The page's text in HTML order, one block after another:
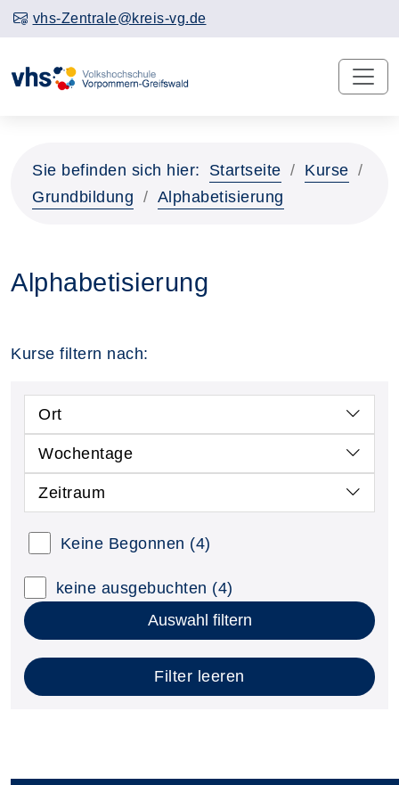
vhs-Zentrale@kreis-vg.de
Sie befinden sich hier: Startseite
Kurse
Grundbildung
Alphabetisierung
Alphabetisierung
Kurse filtern nach:
Ort
Wochentage
Zeitraum
Keine Begonnen (4)
keine ausgebuchten (4)
Auswahl filtern
Filter leeren